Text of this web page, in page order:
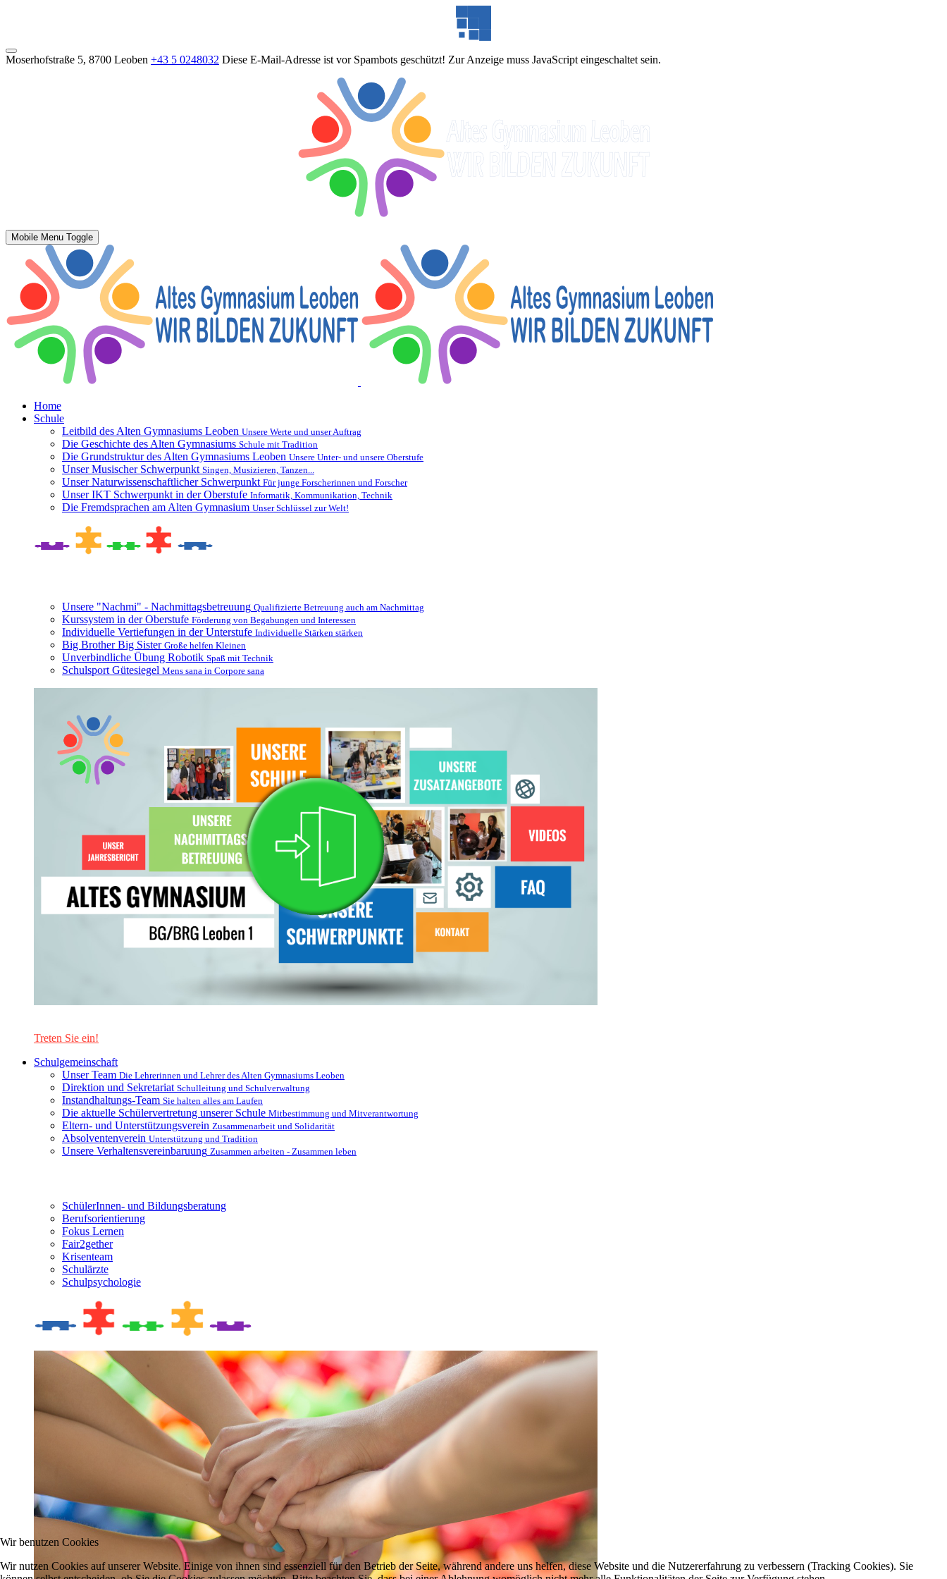
Moserhofstraße 5, 8700 Leoben +43 5 0248032 Diese E-Mail-Adresse ist vor Spambots geschützt! Zur Anzeige muss JavaScript eingeschaltet sein.
Mobile Menu Toggle
Home
Schule
Leitbild des Alten Gymnasiums Leoben Unsere Werte und unser Auftrag
Die Geschichte des Alten Gymnasiums Schule mit Tradition
Die Grundstruktur des Alten Gymnasiums Leoben Unsere Unter- und unsere Oberstufe
Unser Musischer Schwerpunkt Singen, Musizieren, Tanzen...
Unser Naturwissenschaftlicher Schwerpunkt Für junge Forscherinnen und Forscher
Unser IKT Schwerpunkt in der Oberstufe Informatik, Kommunikation, Technik
Die Fremdsprachen am Alten Gymnasium Unser Schlüssel zur Welt!
Unsere "Nachmi" - Nachmittagsbetreuung Qualifizierte Betreuung auch am Nachmittag
Kurssystem in der Oberstufe Förderung von Begabungen und Interessen
Individuelle Vertiefungen in der Unterstufe Individuelle Stärken stärken
Big Brother Big Sister Große helfen Kleinen
Unverbindliche Übung Robotik Spaß mit Technik
Schulsport Gütesiegel Mens sana in Corpore sana
Treten Sie ein!
Schulgemeinschaft
Unser Team Die Lehrerinnen und Lehrer des Alten Gymnasiums Leoben
Direktion und Sekretariat Schulleitung und Schulverwaltung
Instandhaltungs-Team Sie halten alles am Laufen
Die aktuelle Schülervertretung unserer Schule Mitbestimmung und Mitverantwortung
Eltern- und Unterstützungsverein Zusammenarbeit und Solidarität
Absolventenverein Unterstützung und Tradition
Unsere Verhaltensvereinbaruung Zusammen arbeiten - Zusammen leben
SchülerInnen- und Bildungsberatung
Berufsorientierung
Fokus Lernen
Fair2gether
Krisenteam
Schulärzte
Schulpsychologie
Wir benutzen Cookies
Wir nutzen Cookies auf unserer Website. Einige von ihnen sind essenziell für den Betrieb der Seite, während andere uns helfen, diese Website und die Nutzererfahrung zu verbessern (Tracking Cookies). Sie